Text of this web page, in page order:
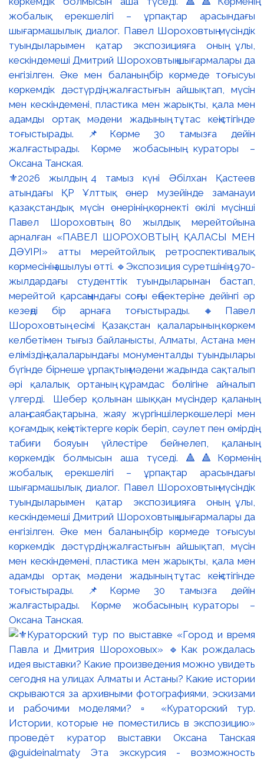
⚜️2026 жылдың 4 тамыз күні Әбілхан Қастеев
атындағы ҚР Ұлттық өнер музейінде заманауи
қазақстандық мүсін өнерінің көрнекті өкілі мүсінші
Павел Шороховтың 80 жылдық мерейтойына
арналған «ПАВЕЛ ШОРОХОВТЫҢ ҚАЛАСЫ МЕН
ДӘУІРІ» атты мерейтойлық ретроспективалық
көрмесінің ашылуы өтті. 🔹Экспозиция суретшінің 1970-
жылдардағы студенттік туындыларынан бастап,
мерейтой қарсаңындағы соңғы еңбектеріне дейінгі әр
кезеңді бір арнаға тоғыстырады. 🔸Павел
Шороховтың есімі Қазақстан қалаларының көркем
келбетімен тығыз байланысты, Алматы, Астана мен
еліміздің қалаларындағы монументалды туындылары
бүгінде бірнеше ұрпақтың мәдени жадында сақталып
әрі қалалық ортаның құрамдас бөлігіне айналып
үлгерді. Шебер қолынан шыққан мүсіндер қаланың
алаң-саябақтарына, жаяу жүргіншілеркөшелері мен
қоғамдық кеңістіктерге көрік беріп, сәулет пен өмірдің
табиғи бояуын үйлестіре бейнелеп, қаланың
көркемдік болмысын аша түседі. 🔺🔺Көрменің
жобалық ерекшелігі – ұрпақтар арасындағы
шығармашылық диалог. Павел Шороховтың мүсіндік
туындыларымен қатар экспозицияға оның ұлы,
кескіндемеші Дмитрий Шороховтың шығармалары да
енгізілген. Әке мен баланың бір көрмеде тоғысуы
көркемдік дәстүрдің жалғастығын айшықтап, мүсін
мен кескіндемені, пластика мен жарықты, қала мен
адамды ортақ мәдени жадының тұтас кеңістігінде
тоғыстырады. 📌Көрме 30 тамызға дейін
жалғастырады. Көрме жобасының кураторы –
Оксана Танская.